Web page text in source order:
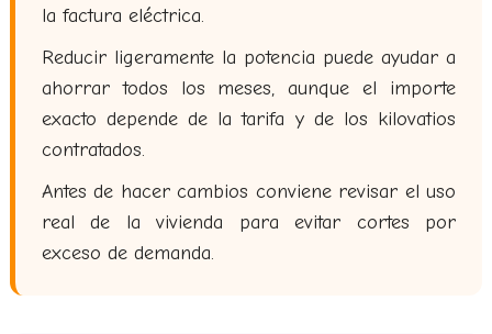
la factura eléctrica.
Reducir ligeramente la potencia puede ayudar a
ahorrar todos los meses, aunque el importe
exacto depende de la tarifa y de los kilovatios
contratados.
Antes de hacer cambios conviene revisar el uso
real de la vivienda para evitar cortes por
exceso de demanda.